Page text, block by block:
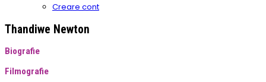
Creare cont
Thandiwe Newton
Biografie
Filmografie